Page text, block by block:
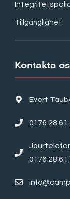
Tillgänglighet
Kontakta
Evert
0176 28 61
0176 28 61